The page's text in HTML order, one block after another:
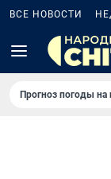
ВСЕ НОВОСТИ
Прогноз погоды